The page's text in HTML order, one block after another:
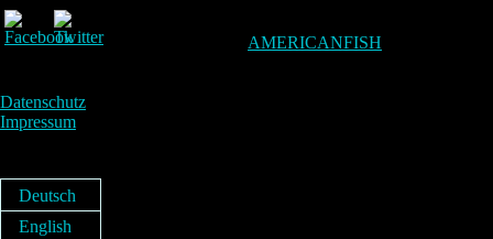
AMERICANFISH
Datenschutz
Impressum
Deutsch
English